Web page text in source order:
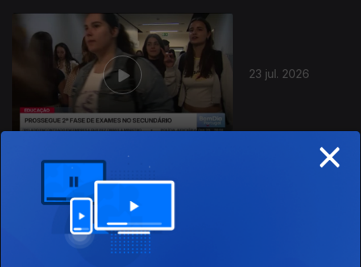
23 jul. 2026
×